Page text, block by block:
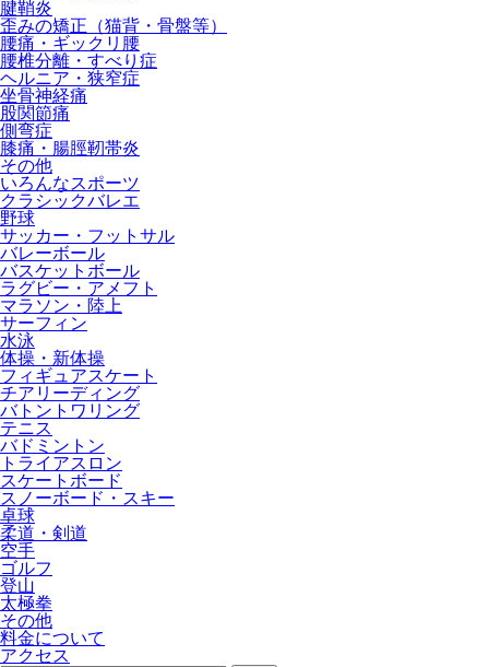
腱鞘炎
歪みの矯正（猫背・骨盤等）
腰痛・ギックリ腰
腰椎分離・すべり症
ヘルニア・狭窄症
坐骨神経痛
股関節痛
側弯症
膝痛・腸脛靭帯炎
その他
いろんなスポーツ
クラシックバレエ
野球
サッカー・フットサル
バレーボール
バスケットボール
ラグビー・アメフト
マラソン・陸上
サーフィン
水泳
体操・新体操
フィギュアスケート
チアリーディング
バトントワリング
テニス
バドミントン
トライアスロン
スケートボード
スノーボード・スキー
卓球
柔道・剣道
空手
ゴルフ
登山
太極拳
その他
料金について
アクセス